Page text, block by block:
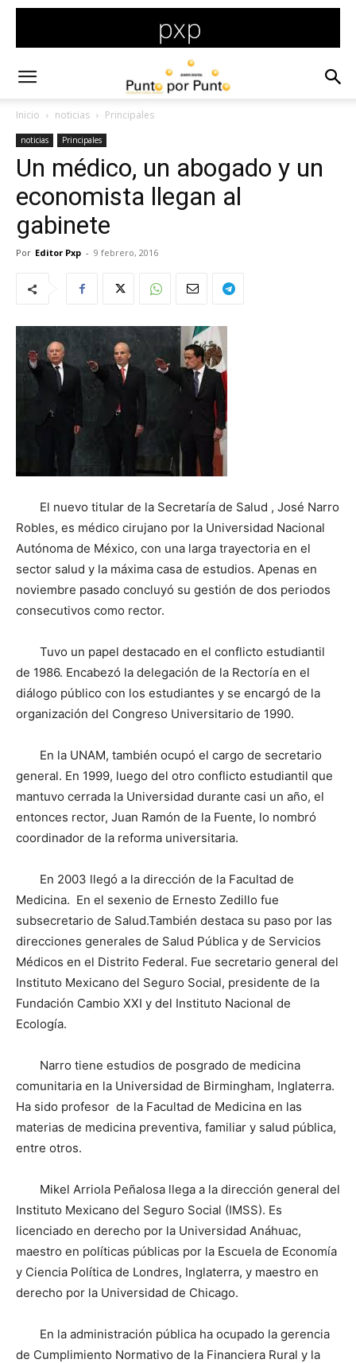
Inicio noticias Principales
noticias Principales
Un médico, un abogado y un
economista llegan al
gabinete
Por Editor Pxp - 9 febrero, 2016
El nuevo titular de la Secretaría de Salud , José Narro
Robles, es médico cirujano por la Universidad Nacional
Autónoma de México, con una larga trayectoria en el
sector salud y la máxima casa de estudios. Apenas en
noviembre pasado concluyó su gestión de dos periodos
consecutivos como rector.
Tuvo un papel destacado en el conflicto estudiantil
de 1986. Encabezó la delegación de la Rectoría en el
diálogo público con los estudiantes y se encargó de la
organización del Congreso Universitario de 1990.
En la UNAM, también ocupó el cargo de secretario
general. En 1999, luego del otro conflicto estudiantil que
mantuvo cerrada la Universidad durante casi un año, el
entonces rector, Juan Ramón de la Fuente, lo nombró
coordinador de la reforma universitaria.
En 2003 llegó a la dirección de la Facultad de
Medicina. En el sexenio de Ernesto Zedillo fue
subsecretario de Salud.También destaca su paso por las
direcciones generales de Salud Pública y de Servicios
Médicos en el Distrito Federal. Fue secretario general del
Instituto Mexicano del Seguro Social, presidente de la
Fundación Cambio XXI y del Instituto Nacional de
Ecología.
Narro tiene estudios de posgrado de medicina
comunitaria en la Universidad de Birmingham, Inglaterra.
Ha sido profesor de la Facultad de Medicina en las
materias de medicina preventiva, familiar y salud pública,
entre otros.
Mikel Arriola Peñalosa llega a la dirección general del
Instituto Mexicano del Seguro Social (IMSS). Es
licenciado en derecho por la Universidad Anáhuac,
maestro en políticas públicas por la Escuela de Economía
y Ciencia Política de Londres, Inglaterra, y maestro en
derecho por la Universidad de Chicago.
En la administración pública ha ocupado la gerencia
de Cumplimiento Normativo de la Financiera Rural y la